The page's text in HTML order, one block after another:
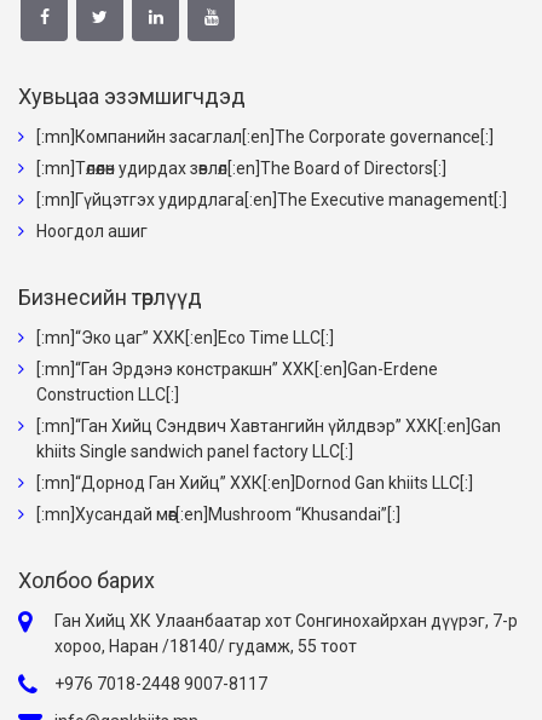
Хувьцаа эзэмшигчдэд
[:mn]Компанийн засаглал[:en]The Corporate governance[:]
[:mn]Төлөөлөн удирдах зөвлөл[:en]The Board of Directors[:]
[:mn]Гүйцэтгэх удирдлага[:en]The Executive management[:]
Ноогдол ашиг
Бизнесийн төрлүүд
[:mn]“Эко цаг” ХХК[:en]Eco Time LLC[:]
[:mn]“Ган Эрдэнэ констракшн” ХХК[:en]Gan-Erdene
Construction LLC[:]
[:mn]“Ган Хийц Сэндвич Хавтангийн үйлдвэр” ХХК[:en]Gan
khiits Single sandwich panel factory LLC[:]
[:mn]“Дорнод Ган Хийц” ХХК[:en]Dornod Gan khiits LLC[:]
[:mn]Хусандай мөөг[:en]Mushroom “Khusandai”[:]
Холбоо барих
Ган Хийц ХК Улаанбаатар хот Сонгинохайрхан дүүрэг, 7-р
хороо, Наран /18140/ гудамж, 55 тоот
+976 7018-2448 9007-8117